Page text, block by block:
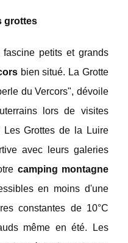
grottes
fascine petits et grands
bien situé. La Grotte
du Vercors", dévoile
lors de visites
Les Grottes de la Luire
avec leurs galeries
camping montagne
en moins d'une
constantes de 10°C
même en été. Les